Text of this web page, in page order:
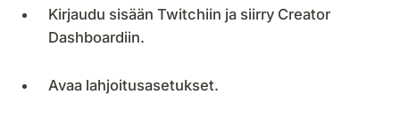
Kirjaudu sisään Twitchiin ja siirry Creator
Dashboardiin.
Avaa lahjoitusasetukset.